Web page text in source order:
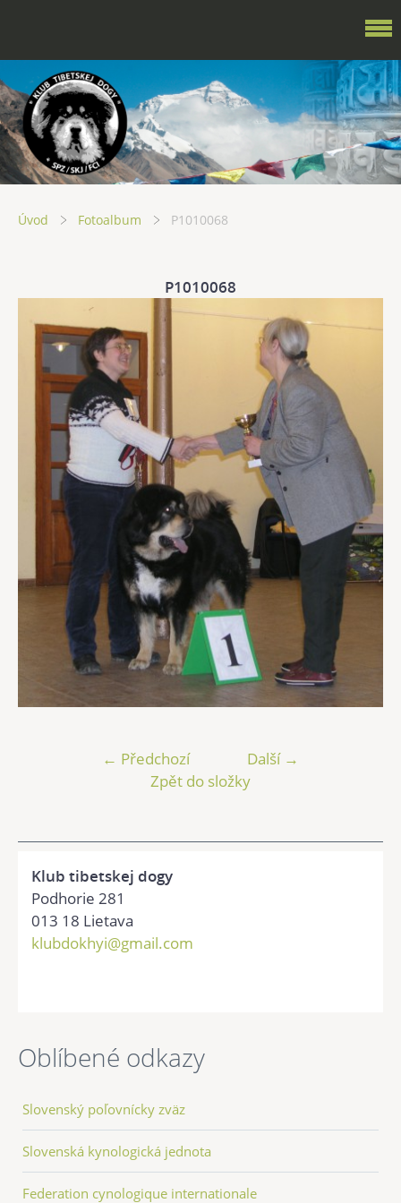
Úvod Fotoalbum P1010068
P1010068
← Předchozí
Další →
Zpět do složky
Klub tibetskej dogy
Podhorie 281
013 18 Lietava
klubdokhyi@gmail.com
Oblíbené odkazy
Slovenský poľovnícky zväz
Slovenská kynologická jednota
Federation cynologique internationale